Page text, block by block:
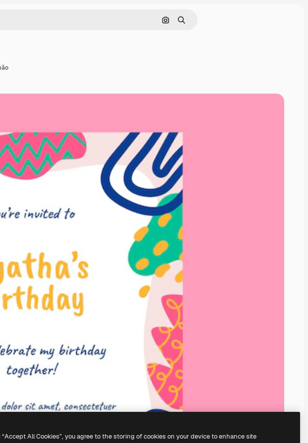
Pesquisar por imagem
Buscar
All Cookies”, you agree to the storing of cookies on your device to enhance site